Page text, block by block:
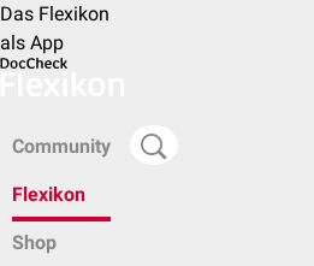
Das Flexikon
als App
Community
Flexikon
Shop